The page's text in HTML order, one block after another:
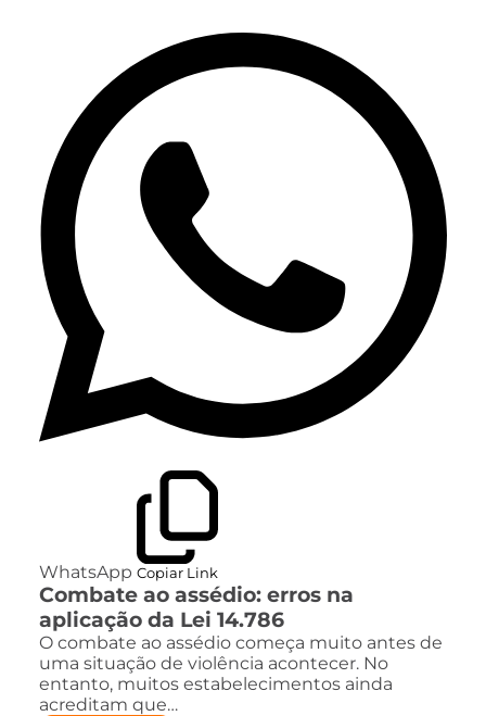
WhatsApp Copiar Link
Combate ao assédio: erros na
aplicação da Lei 14.786
O combate ao assédio começa muito antes de
uma situação de violência acontecer. No
entanto, muitos estabelecimentos ainda
acreditam que…